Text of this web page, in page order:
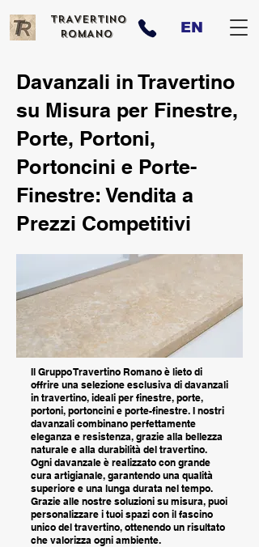
EN
TRAVERTINO
ROMANO
Davanzali in Travertino
su Misura per Finestre,
Porte, Portoni,
Portoncini e Porte-
Finestre: Vendita a
Prezzi Competitivi
Il Gruppo Travertino Romano è lieto di
offrire una selezione esclusiva di davanzali
in travertino, ideali per finestre, porte,
portoni, portoncini e porte-finestre. I nostri
davanzali combinano perfettamente
eleganza e resistenza, grazie alla bellezza
naturale e alla durabilità del travertino.
Ogni davanzale è realizzato con grande
cura artigianale, garantendo una qualità
superiore e una lunga durata nel tempo.
Grazie alle nostre soluzioni su misura, puoi
personalizzare i tuoi spazi con il fascino
unico del travertino, ottenendo un risultato
che valorizza ogni ambiente.